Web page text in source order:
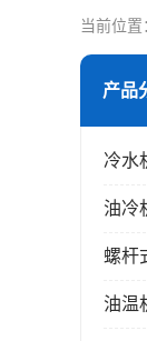
当前位置
产品
冷水
油冷
螺杆
油温